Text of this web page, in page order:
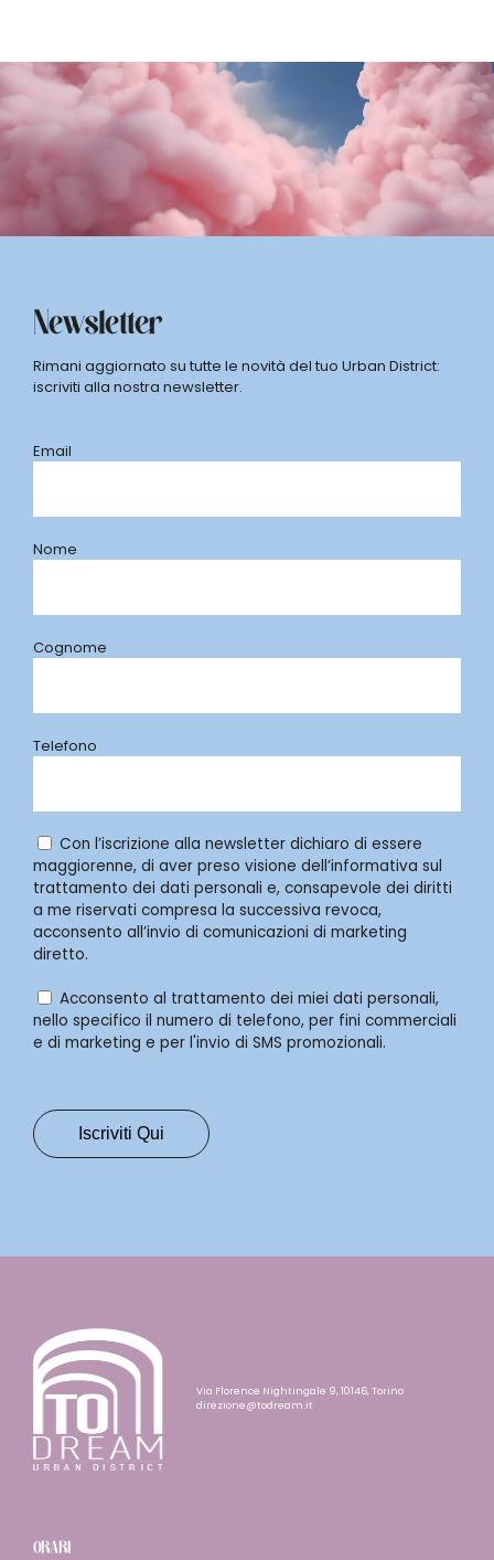
Newsletter
Rimani aggiornato su tutte le novità del tuo Urban District:
iscriviti alla nostra newsletter.
Email
Nome
Cognome
Telefono
Con l’iscrizione alla newsletter dichiaro di essere
maggiorenne, di aver preso visione dell’informativa sul
trattamento dei dati personali e, consapevole dei diritti
a me riservati compresa la successiva revoca,
acconsento all’invio di comunicazioni di marketing
diretto.
Acconsento al trattamento dei miei dati personali,
nello specifico il numero di telefono, per fini commerciali
e di marketing e per l'invio di SMS promozionali.
Via Florence Nightingale 9, 10146, Torino
direzione@todream.it
ORARI